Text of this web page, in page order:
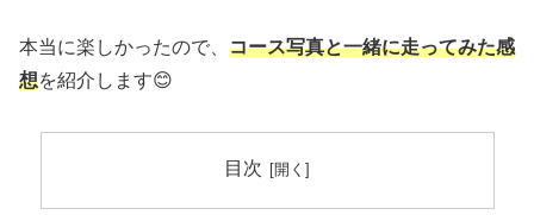
本当に楽しかったので、 コース写真と一緒に走ってみた感
想を紹介します😊
目次